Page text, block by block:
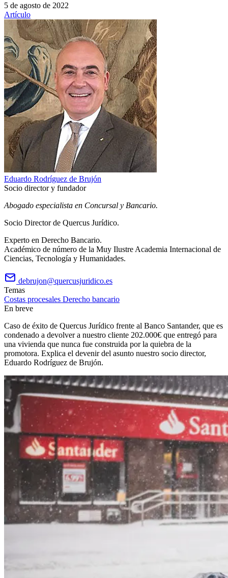
5 de agosto de 2022
Artículo
Eduardo Rodríguez de Brujón
Socio director y fundador
Abogado especialista en Concursal y Bancario.
Socio Director de Quercus Jurídico.
Experto en Derecho Bancario.
Académico de número de la Muy Ilustre Academia Internacional de
Ciencias, Tecnología y Humanidades.
debrujon@quercusjuridico.es
Temas
Costas procesales Derecho bancario
En breve
Caso de éxito de Quercus Jurídico frente al Banco Santander, que es
condenado a devolver a nuestro cliente 202.000€ que entregó para
una vivienda que nunca fue construida por la quiebra de la
promotora. Explica el devenir del asunto nuestro socio director,
Eduardo Rodríguez de Brujón.